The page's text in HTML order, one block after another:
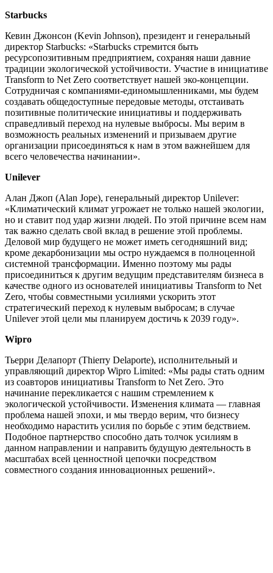
Starbucks
Кевин Джонсон (Kevin Johnson), президент и генеральный
директор Starbucks: «Starbucks стремится быть
ресурсопозитивным предприятием, сохраняя наши давние
традиции экологической устойчивости. Участие в инициативе
Transform to Net Zero соответствует нашей эко-концепции.
Сотрудничая с компаниями-единомышленниками, мы будем
создавать общедоступные передовые методы, отстаивать
позитивные политические инициативы и поддерживать
cправедливый переход на нулевые выбросы. Мы верим в
возможность реальных изменений и призываем другие
организации присоединяться к нам в этом важнейшем для
всего человечества начинании».
Unilever
Алан Джоп (Alan Jope), генеральный директор Unilever:
«Климатический климат угрожает не только нашей экологии,
но и ставит под удар жизни людей. По этой причине всем нам
так важно сделать свой вклад в решение этой проблемы.
Деловой мир будущего не может иметь сегодняшний вид;
кроме декарбонизации мы остро нуждаемся в полноценной
системной трансформации. Именно поэтому мы рады
присоединиться к другим ведущим представителям бизнеса в
качестве одного из основателей инициативы Transform to Net
Zero, чтобы совместными усилиями ускорить этот
стратегический переход к нулевым выбросам; в случае
Unilever этой цели мы планируем достичь к 2039 году».
Wipro
Тьерри Делапорт (Thierry Delaporte), исполнительный и
управляющий директор Wipro Limited: «Мы рады стать одним
из соавторов инициативы Transform to Net Zero. Это
начинание перекликается с нашим стремлением к
экологической устойчивости. Изменения климата — главная
проблема нашей эпохи, и мы твердо верим, что бизнесу
необходимо нарастить усилия по борьбе с этим бедствием.
Подобное партнерство способно дать толчок усилиям в
данном направлении и направить будущую деятельность в
масштабах всей ценностной цепочки посредством
совместного создания инновационных решений».